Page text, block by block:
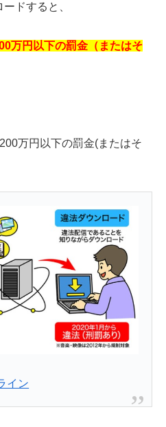
ドすると、
万円以下の罰金（またはそ
万円以下の罰金(またはそ
イン